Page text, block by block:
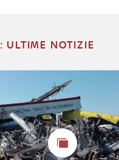
ULTIME NOTIZIE